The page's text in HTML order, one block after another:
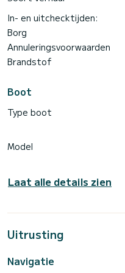
• routevoorstellen
• menu's van restaurants
• maaltijdopties aan boord
• watersportactiviteiten
Goedgekeurd voor 12
8 passagiers.
- Achterplatform op
veilige toegang tot
gevaarlijke schroeven aan
- Hoogwaardig Bluetooth-
️- Ligbedden voor en
- Grote zonwering** om
wilt.
- Teaktafels om
In- en uitchecktijden:
Borg
Annuleringsvoorwaarden
Brandstof
Boot
Type boot
Model
Laat alle details zien
Uitrusting
Navigatie